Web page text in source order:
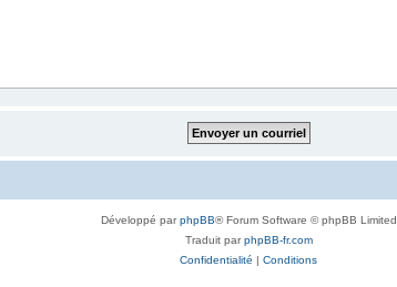
Développé parphpBB® Forum Software © phpBB Limited
Traduit parphpBB-fr.com
Confidentialité | Conditions